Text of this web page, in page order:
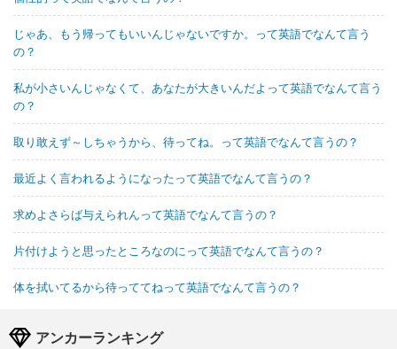
じゃあ、もう帰ってもいいんじゃないですか。って英語でなんて言う
の？
私が小さいんじゃなくて、あなたが大きいんだよって英語でなんて言う
の？
取り敢えず～しちゃうから、待ってね。って英語でなんて言うの？
最近よく言われるようになったって英語でなんて言うの？
求めよさらば与えられんって英語でなんて言うの？
片付けようと思ったところなのにって英語でなんて言うの？
体を拭いてるから待っててねって英語でなんて言うの？
アンカーランキング